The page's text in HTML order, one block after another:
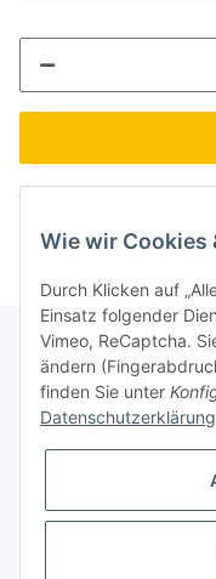
Loading...
Informationen
Galerie
Wie wir Cookies
Durch Klicken auf
Einsatz folgender
Vimeo, ReCaptcha.
ändern
finden Sie unter
Datenschutzerklärung